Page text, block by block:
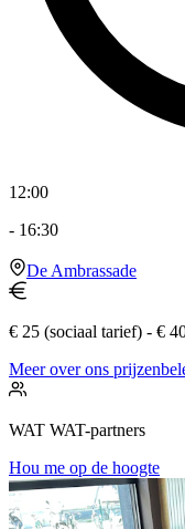
12:00
- 16:30
De Ambrassade
€ 25 (sociaal tarief) - €
Meer over ons
WAT WAT-partners
Hou me op de hoogte